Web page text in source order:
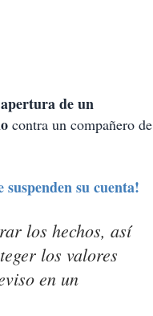
apertura de un
contra un compañero de
su cuenta!
los hechos, así
los valores
en un